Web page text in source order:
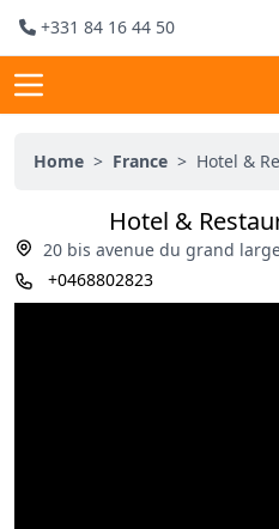
+331 84 16 44 50
Home > France > Hotel &
Hotel &
20 bis avenue du grand
+0468802823